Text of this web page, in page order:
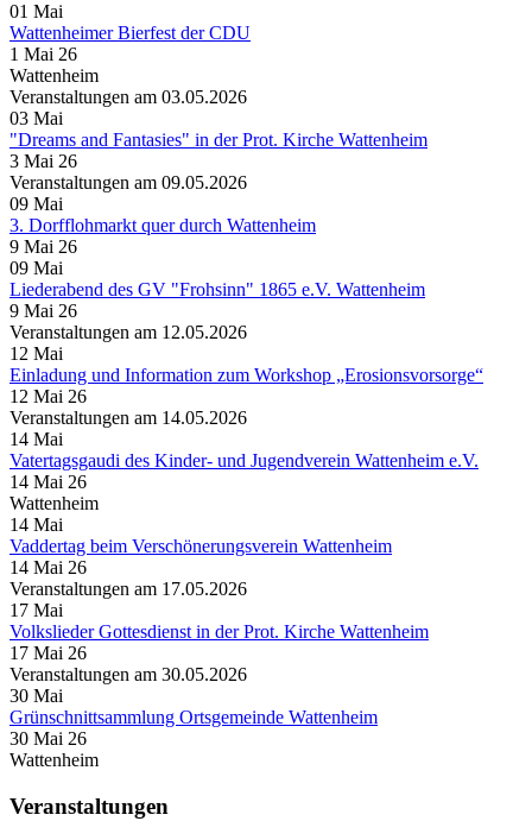
01 Mai
Wattenheimer Bierfest der CDU
1 Mai 26
Wattenheim
Veranstaltungen am 03.05.2026
03 Mai
"Dreams and Fantasies" in der Prot. Kirche Wattenheim
3 Mai 26
Veranstaltungen am 09.05.2026
09 Mai
3. Dorfflohmarkt quer durch Wattenheim
9 Mai 26
09 Mai
Liederabend des GV "Frohsinn" 1865 e.V. Wattenheim
9 Mai 26
Veranstaltungen am 12.05.2026
12 Mai
Einladung und Information zum Workshop „Erosionsvorsorge“
12 Mai 26
Veranstaltungen am 14.05.2026
14 Mai
Vatertagsgaudi des Kinder- und Jugendverein Wattenheim e.V.
14 Mai 26
Wattenheim
14 Mai
Vaddertag beim Verschönerungsverein Wattenheim
14 Mai 26
Veranstaltungen am 17.05.2026
17 Mai
Volkslieder Gottesdienst in der Prot. Kirche Wattenheim
17 Mai 26
Veranstaltungen am 30.05.2026
30 Mai
Grünschnittsammlung Ortsgemeinde Wattenheim
30 Mai 26
Wattenheim
Veranstaltungen